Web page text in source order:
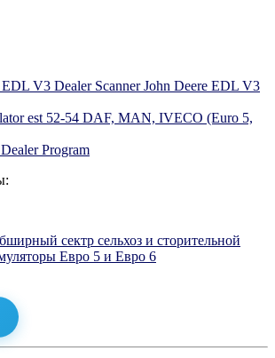
Dealer Scanner John Deere EDL V3
est 52-54 DAF, MAN, IVECO (Euro 5,
Program
сектр сельхоз и сторительной
Евро 5 и Евро 6